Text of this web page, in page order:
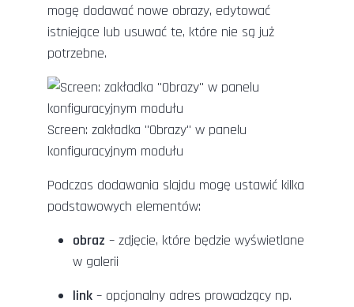
mogę dodawać nowe obrazy, edytować
istniejące lub usuwać te, które nie są już
potrzebne.
Screen: zakładka "Obrazy" w panelu
konfiguracyjnym modułu
Podczas dodawania slajdu mogę ustawić kilka
podstawowych elementów:
obraz – zdjęcie, które będzie wyświetlane
w galerii
link – opcjonalny adres prowadzący np.